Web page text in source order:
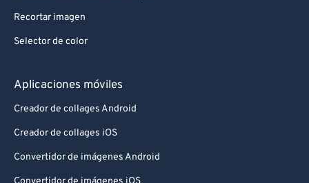
Recortar imagen
Selector de color
Aplicaciones móviles
Creador de collages Android
Creador de collages iOS
Convertidor de imágenes Android